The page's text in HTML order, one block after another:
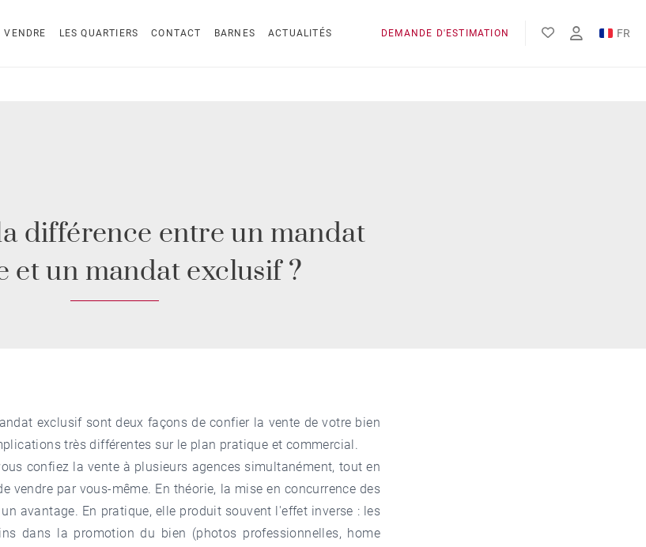
VENDRE LES QUARTIERS CONTACT BARNES ACTUALITÉS DEMANDE D'ESTIMATION
FR
différence entre un mandat
et un mandat exclusif ?
exclusif sont deux façons de confier la vente de votre bien
très différentes sur le plan pratique et commercial.
confiez la vente à plusieurs agences simultanément, tout en
vendre par vous-même. En théorie, la mise en concurrence des
avantage. En pratique, elle produit souvent l'effet inverse : les
dans la promotion du bien (photos professionnelles, home